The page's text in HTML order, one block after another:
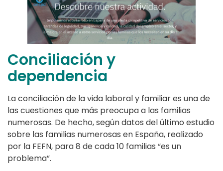
Conciliación y
dependencia
La conciliación de la vida laboral y familiar es una de
las cuestiones que más preocupa a las familias
numerosas. De hecho, según datos del último estudio
sobre las familias numerosas en España, realizado
por la FEFN, para 8 de cada 10 familias “es un
problema”.